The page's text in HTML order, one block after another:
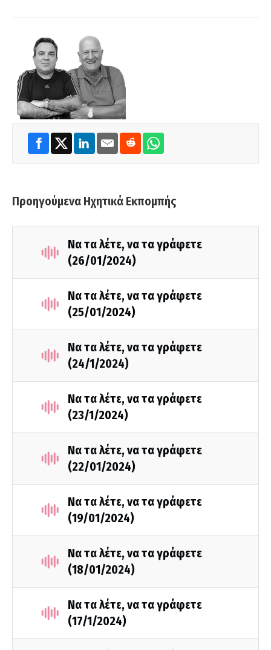
Προηγούμενα Ηχητικά Εκπομπής
Να τα λέτε, να τα γράφετε
(26/01/2024)
Να τα λέτε, να τα γράφετε
(25/01/2024)
Να τα λέτε, να τα γράφετε
(24/1/2024)
Να τα λέτε, να τα γράφετε
(23/1/2024)
Να τα λέτε, να τα γράφετε
(22/01/2024)
Να τα λέτε, να τα γράφετε
(19/01/2024)
Να τα λέτε, να τα γράφετε
(18/01/2024)
Να τα λέτε, να τα γράφετε
(17/1/2024)